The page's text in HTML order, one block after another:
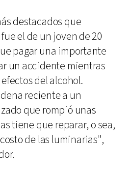
destacados que
el de un joven de 20
pagar una importante
un accidente mientras
del alcohol.
reciente a un
que rompió unas
tiene que reparar, o sea,
de las luminarias",